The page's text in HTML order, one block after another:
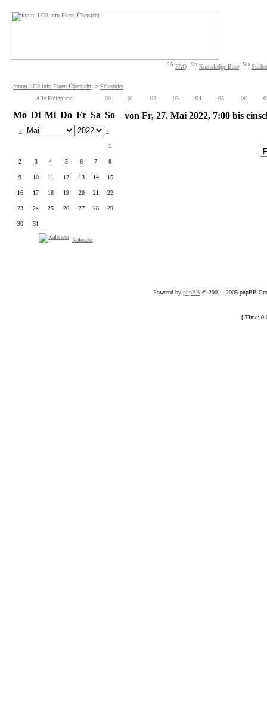
FAQ Knowledge Base
forum.LC8.info Foren-Übersicht -> Scheduler
Alle Ereignisse
00 01 02 03 04 05 06
Mo Di Mi Do Fr Sa So
« »
1
2 3 4 5 6 7 8
9 10 11 12 13 14 15
16 17 18 19 20 21 22
23 24 25 26 27 28 29
30 31
Kalender
von Fr, 27. Mai 2022, 7:00 bis
Powered by phpBB © 2001 - 2005 phpBB
[ Time: